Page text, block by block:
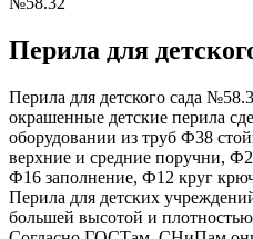
Перила для
Перила для детского сада
окрашенные детские перила
оборудовании из труб Ф38
верхние и средние поручни,
Ф16 заполнение, Ф12 круг
Перила для детских
большей высотой и